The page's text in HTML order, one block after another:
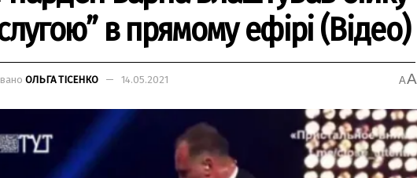
в прямому ефірі (Відео)
ОЛЬГА ТІСЕНКО 14.05.2021 AA